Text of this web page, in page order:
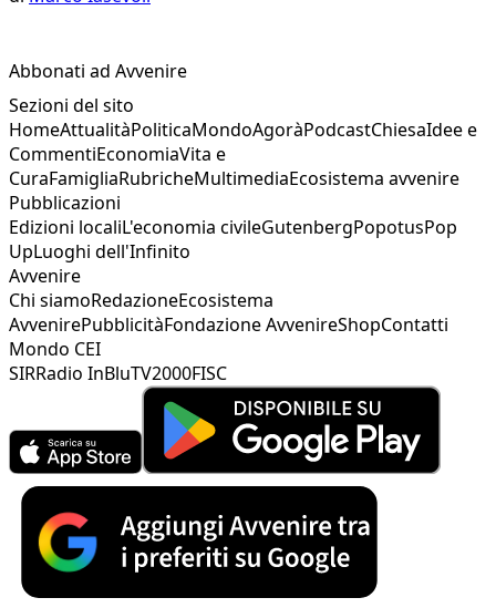
Abbonati ad Avvenire
Sezioni del sito
HomeAttualitàPoliticaMondoAgoràPodcastChiesaIdee e
CommentiEconomiaVita e
CuraFamigliaRubricheMultimediaEcosistema avvenire
Pubblicazioni
Edizioni localiL'economia civileGutenbergPopotusPop
UpLuoghi dell'Infinito
Avvenire
Chi siamoRedazioneEcosistema
AvvenirePubblicitàFondazione AvvenireShopContatti
Mondo CEI
SIRRadio InBluTV2000FISC